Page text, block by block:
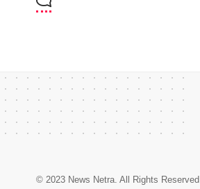
© 2023 News Netra. All Rights Reserved |